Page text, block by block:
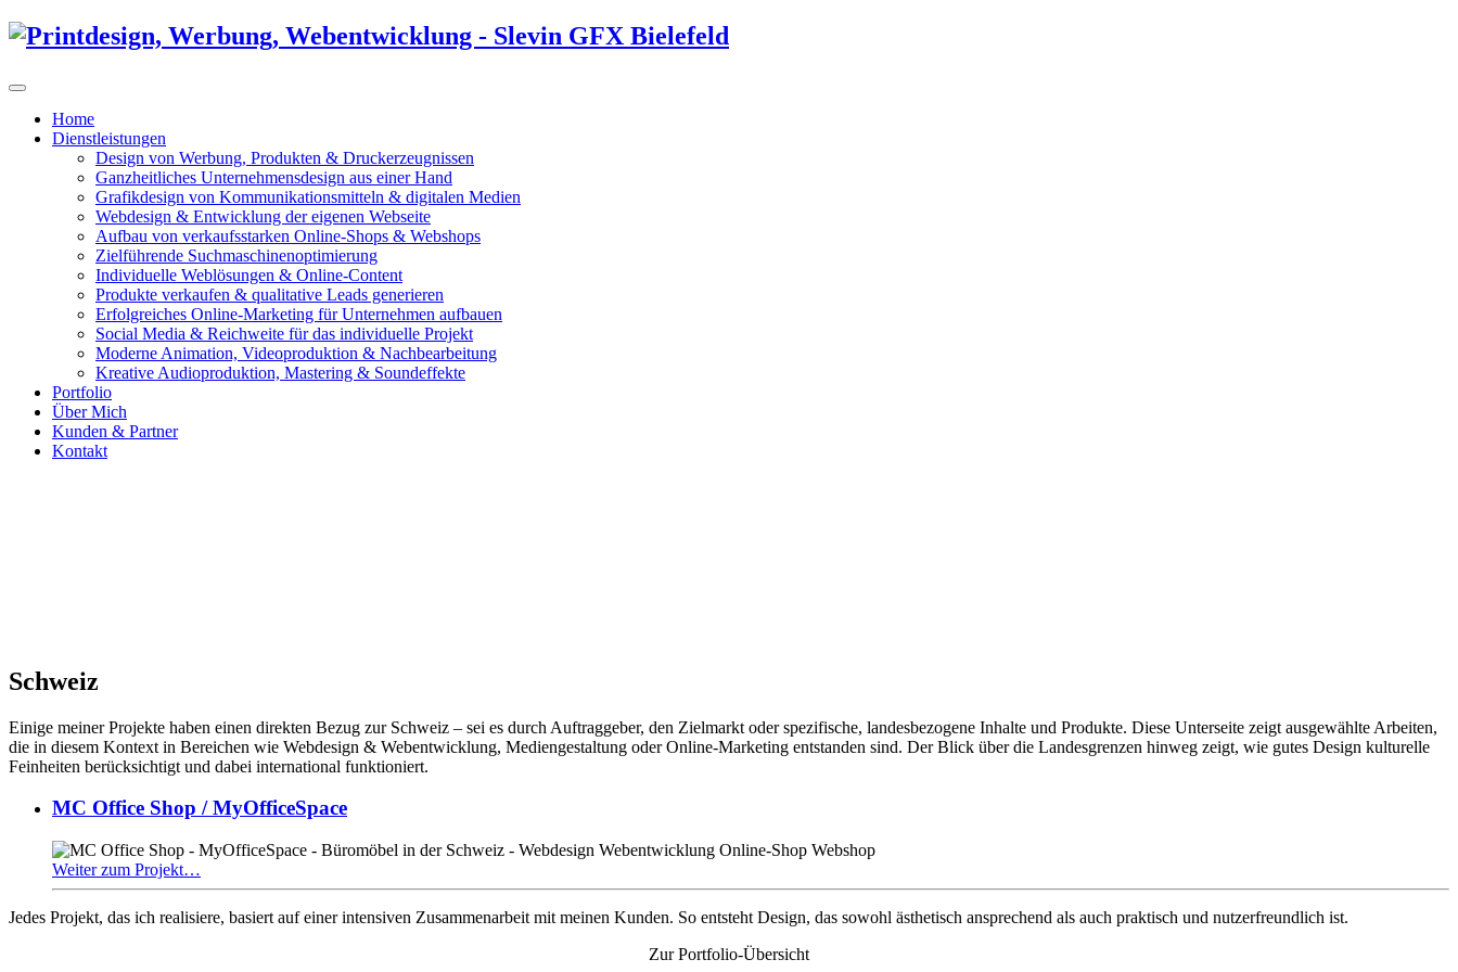
Home
Dienstleistungen
Design von Werbung, Produkten & Druckerzeugnissen
Ganzheitliches Unternehmensdesign aus einer Hand
Grafikdesign von Kommunikationsmitteln & digitalen Medien
Webdesign & Entwicklung der eigenen Webseite
Aufbau von verkaufsstarken Online-Shops & Webshops
Zielführende Suchmaschinenoptimierung
Individuelle Weblösungen & Online-Content
Produkte verkaufen & qualitative Leads generieren
Erfolgreiches Online-Marketing für Unternehmen aufbauen
Social Media & Reichweite für das individuelle Projekt
Moderne Animation, Videoproduktion & Nachbearbeitung
Kreative Audioproduktion, Mastering & Soundeffekte
Portfolio
Über Mich
Kunden & Partner
Kontakt
Schweiz
Einige meiner Projekte haben einen direkten Bezug zur Schweiz – sei es durch Auftraggeber, den Zielmarkt oder spezifische, landesbezogene Inhalte und Produkte. Diese Unterseite zeigt ausgewählte Arbeiten,
die in diesem Kontext in Bereichen wie Webdesign & Webentwicklung, Mediengestaltung oder Online-Marketing entstanden sind. Der Blick über die Landesgrenzen hinweg zeigt, wie gutes Design kulturelle
Feinheiten berücksichtigt und dabei international funktioniert.
MC Office Shop / MyOfficeSpace
Weiter zum Projekt…
Jedes Projekt, das ich realisiere, basiert auf einer intensiven Zusammenarbeit mit meinen Kunden. So entsteht Design, das sowohl ästhetisch ansprechend als auch praktisch und nutzerfreundlich ist.
Zur Portfolio-Übersicht